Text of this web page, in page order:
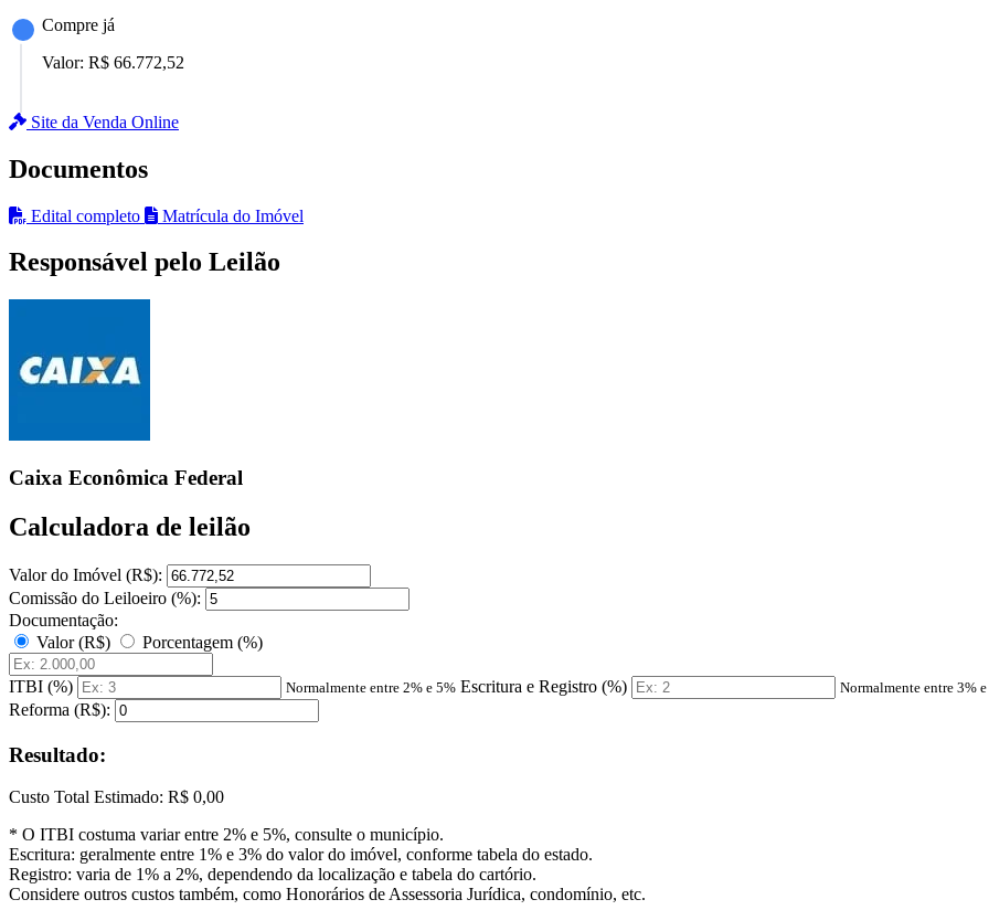
Compre já
Valor: R$ 66.772,52
Site da Venda Online
Documentos
Edital completo Matrícula do Imóvel
Responsável pelo Leilão
Caixa Econômica Federal
Calculadora de leilão
Valor do Imóvel (R$):
Comissão do Leiloeiro (%):
Documentação:
Valor (R$)
Porcentagem (%)
ITBI (%) Normalmente entre 2% e 5% Escritura e Registro (%) Normalmente entre 3%
Reforma (R$):
Resultado:
Custo Total Estimado: R$ 0,00
* O ITBI costuma variar entre 2% e 5%, consulte o município.
Escritura: geralmente entre 1% e 3% do valor do imóvel, conforme tabela do estado.
Registro: varia de 1% a 2%, dependendo da localização e tabela do cartório.
Considere outros custos também, como Honorários de Assessoria Jurídica, condomínio, etc.